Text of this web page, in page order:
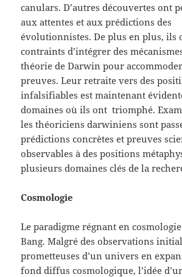
canulars. D’autres découvertes ont
aux attentes et aux prédictions des
évolutionnistes. De plus en plus, ils
contraints d’intégrer des
théorie de Darwin pour
preuves. Leur retraite vers des
infalsifiables est maintenant
domaines où ils ont triomphé.
les théoriciens darwiniens sont
prédictions concrètes et preuves
observables à des positions
plusieurs domaines clés de la
Cosmologie
Le paradigme régnant en
Bang. Malgré des observations
prometteuses d’un univers en
fond diffus cosmologique, l’idée